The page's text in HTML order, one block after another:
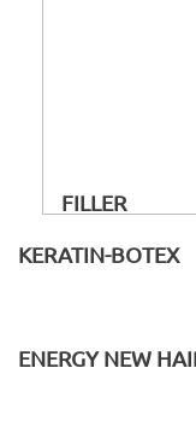
FILLER
KERATIN-BOTEX
ENERGY NEW